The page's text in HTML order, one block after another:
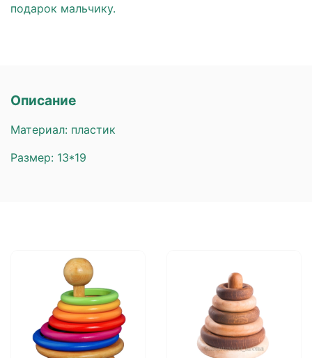
подарок мальчику.
Описание
Материал: пластик
Размер: 13*19